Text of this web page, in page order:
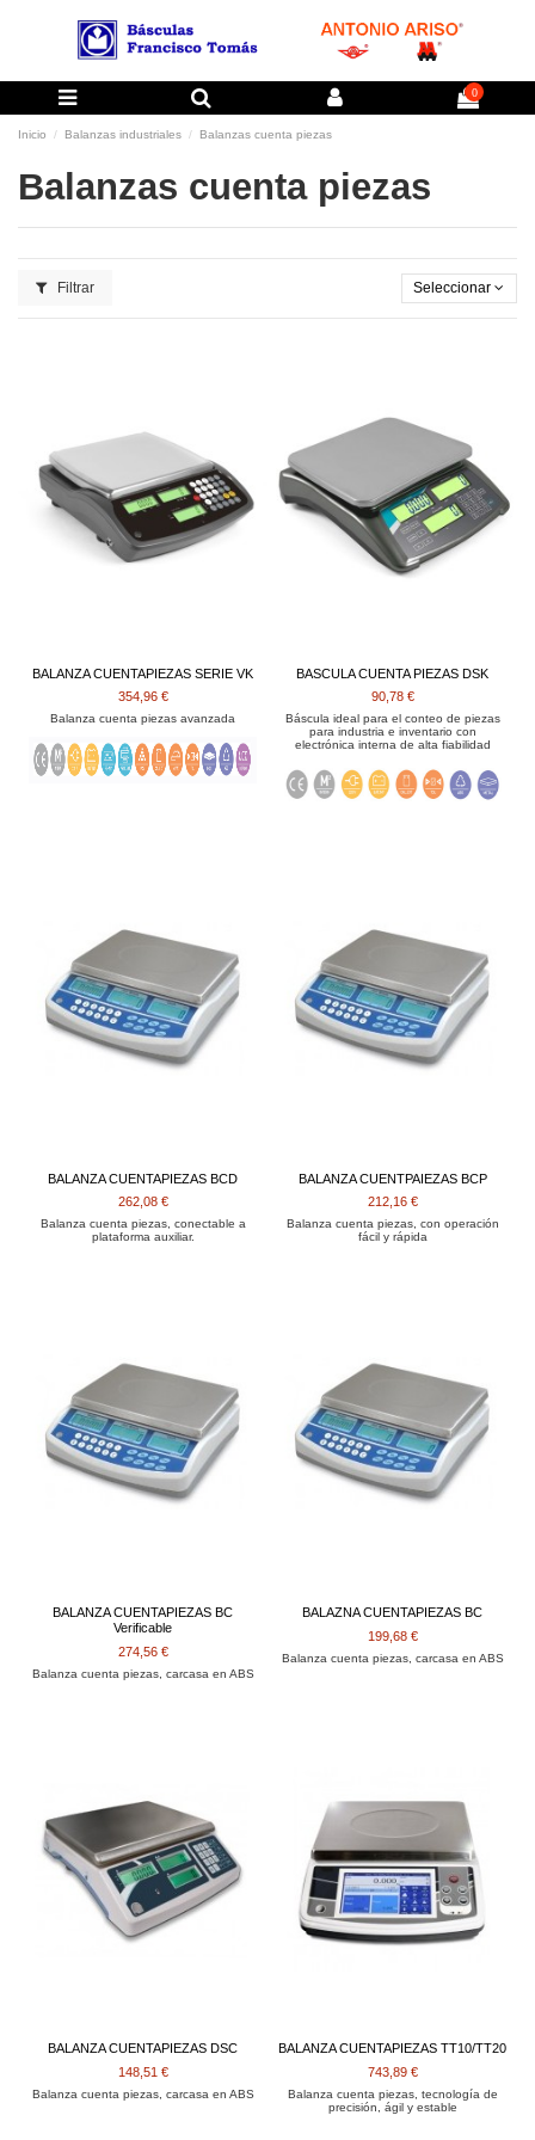
0
Inicio Balanzas industriales Balanzas cuenta piezas
Balanzas cuenta piezas
Filtrar Seleccionar
BALANZA CUENTAPIEZAS SERIE VK
354,96 €
Balanza cuenta piezas avanzada
BASCULA CUENTA PIEZAS DSK
90,78 €
Báscula ideal para el conteo de piezas
para industria e inventario con
electrónica interna de alta fiabilidad
BALANZA CUENTAPIEZAS BCD
262,08 €
Balanza cuenta piezas, conectable a
plataforma auxiliar.
BALANZA CUENTPAIEZAS BCP
212,16 €
Balanza cuenta piezas, con operación
fácil y rápida
BALANZA CUENTAPIEZAS BC
Verificable
274,56 €
Balanza cuenta piezas, carcasa en ABS
BALAZNA CUENTAPIEZAS BC
199,68 €
Balanza cuenta piezas, carcasa en ABS
BALANZA CUENTAPIEZAS DSC
148,51 €
Balanza cuenta piezas, carcasa en ABS
BALANZA CUENTAPIEZAS TT10/TT20
743,89 €
Balanza cuenta piezas, tecnología de
precisión, ágil y estable